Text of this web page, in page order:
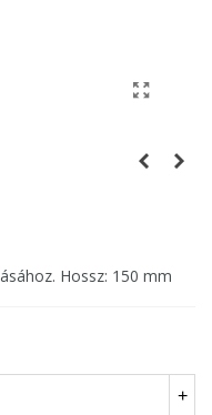
Hossz: 150 mm
+